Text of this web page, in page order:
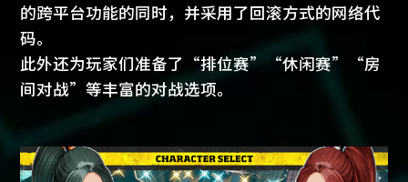
的跨平台功能的同时，并采用了回滚方式的网络代
码。
此外还为玩家们准备了“排位赛”“休闲赛”“房
间对战”等丰富的对战选项。